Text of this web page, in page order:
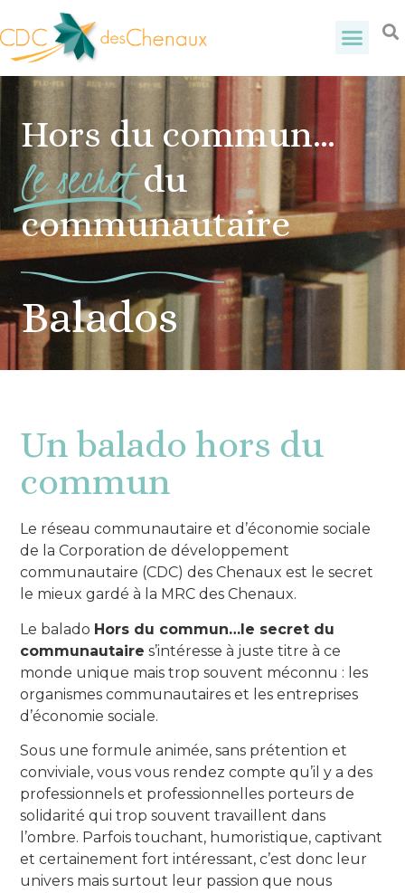
Hors du commun…
le secret du
communautaire
Balados
Un balado hors du
commun
Le réseau communautaire et d’économie sociale
de la Corporation de développement
communautaire (CDC) des Chenaux est le secret
le mieux gardé à la MRC des Chenaux.
Le balado Hors du commun…le secret du
communautaire s’intéresse à juste titre à ce
monde unique mais trop souvent méconnu : les
organismes communautaires et les entreprises
d’économie sociale.
Sous une formule animée, sans prétention et
conviviale, vous vous rendez compte qu’il y a des
professionnels et professionnelles porteurs de
solidarité qui trop souvent travaillent dans
l’ombre. Parfois touchant, humoristique, captivant
et certainement fort intéressant, c’est donc leur
univers mais surtout leur passion que nous